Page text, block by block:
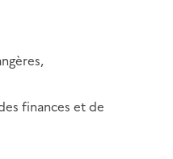
finances et de